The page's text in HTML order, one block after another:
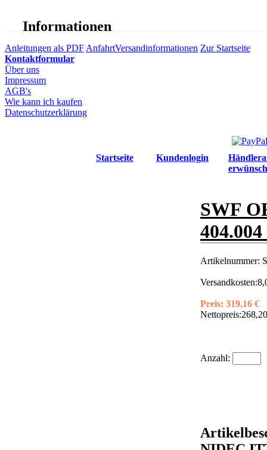
Informationen
Anleitungen als PDF AnfahrtVersandinformationen Zur Startseite
Kontaktformular
Über uns
Impressum
AGB's
Wie kann ich kaufen
Datenschutzerklärung
Startseite Kundenlogin
SWF
Artikelnummer:
Versandkosten:
Preis: 319,16 €
Nettopreis:
Anzahl: